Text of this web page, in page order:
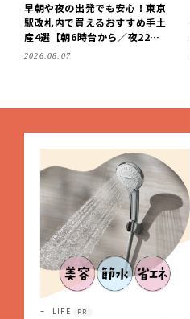
早朝や夜の出発でも安心！東京
駅改札内で買えるおすすめ手土
産4選【朝6時台から／夜22時
まで営業】
2026.08.07
HEALTH